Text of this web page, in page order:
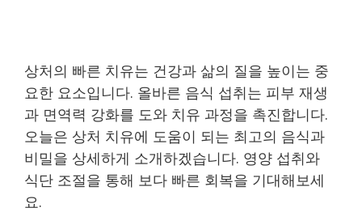
상처의 빠른 치유는 건강과 삶의 질을 높이는 중
요한 요소입니다. 올바른 음식 섭취는 피부 재생
과 면역력 강화를 도와 치유 과정을 촉진합니다.
오늘은 상처 치유에 도움이 되는 최고의 음식과
비밀을 상세하게 소개하겠습니다. 영양 섭취와
식단 조절을 통해 보다 빠른 회복을 기대해보세
요.